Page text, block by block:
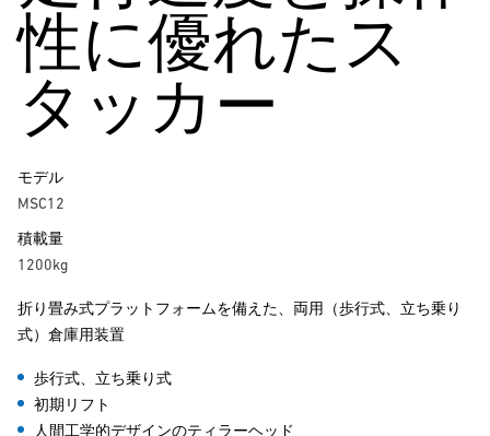
性に優れたス
タッカー
モデル
MSC12
積載量
1200kg
折り畳み式プラットフォームを備えた、両用（歩行式、立ち乗り
式）倉庫用装置
歩行式、立ち乗り式
初期リフト
人間工学的デザインのティラーヘッド